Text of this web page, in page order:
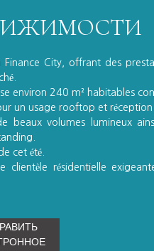
Finance City, offrant des
environ 240 m² habitables
un usage rooftop et réception.
beaux volumes lumineux
cet été.
clientèle résidentielle